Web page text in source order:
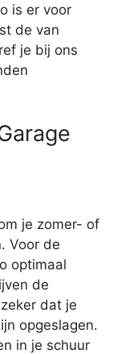
is er voor
de van
je bij ons
je zomer- of
Voor de
optimaal
de
dat je
opgeslagen.
in je schuur